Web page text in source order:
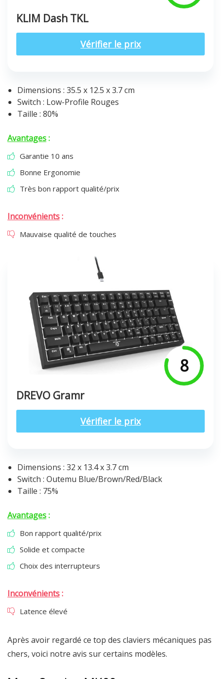
KLIM Dash TKL
Vérifier le prix
Dimensions : 35.5 x 12.5 x 3.7 cm
Switch : Low-Profile Rouges
Taille : 80%
Avantages:
Garantie 10 ans
Bonne Ergonomie
Très bon rapport qualité/prix
Inconvénients:
Mauvaise qualité de touches
8
DREVO Gramr
Vérifier le prix
Dimensions : 32 x 13.4 x 3.7 cm
Switch : Outemu Blue/Brown/Red/Black
Taille : 75%
Avantages:
Bon rapport qualité/prix
Solide et compacte
Choix des interrupteurs
Inconvénients:
Latence élevé
Après avoir regardé ce top des claviers mécaniques pas
chers, voici notre avis sur certains modèles.